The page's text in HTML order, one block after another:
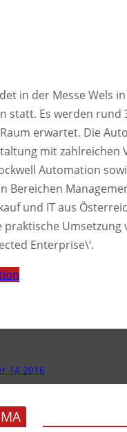
in der Messe Wels
statt. Es werden rund
erwartet. Die
mit zahlreichen
Automation
Bereichen
und IT aus
praktische
Enterprise\‘.
14 2016